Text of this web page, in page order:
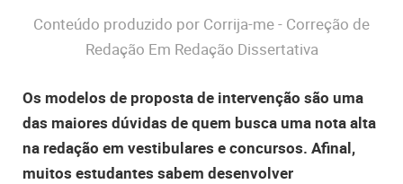
Conteúdo produzido por Corrija-me - Correção de
Redação Em Redação Dissertativa
Os modelos de proposta de intervenção são uma
das maiores dúvidas de quem busca uma nota alta
na redação em vestibulares e concursos. Afinal,
muitos estudantes sabem desenvolver